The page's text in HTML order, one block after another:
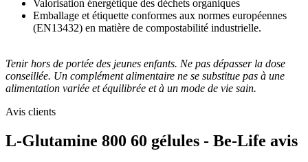
Valorisation énergétique des déchets organiques
Emballage et étiquette conformes aux normes européennes
(EN13432) en matière de compostabilité industrielle.
Tenir hors de portée des jeunes enfants. Ne pas dépasser la dose
conseillée. Un complément alimentaire ne se substitue pas à une
alimentation variée et équilibrée et à un mode de vie sain.
Avis clients
L-Glutamine 800 60 gélules - Be-Life avis